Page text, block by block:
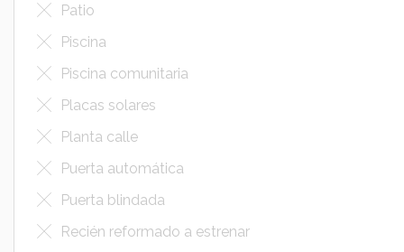
Patio
Piscina
Piscina comunitaria
Placas solares
Planta calle
Puerta automática
Puerta blindada
Recién reformado a estrenar